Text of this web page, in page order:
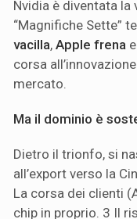
Nvidia è diventata
“Magnifiche Sette”
vacilla, Apple frena e
corsa
mercato.
Ma il dominio è
Dietro il trionfo, si
all’export verso la
La corsa dei clienti
chip in proprio. 3 Il